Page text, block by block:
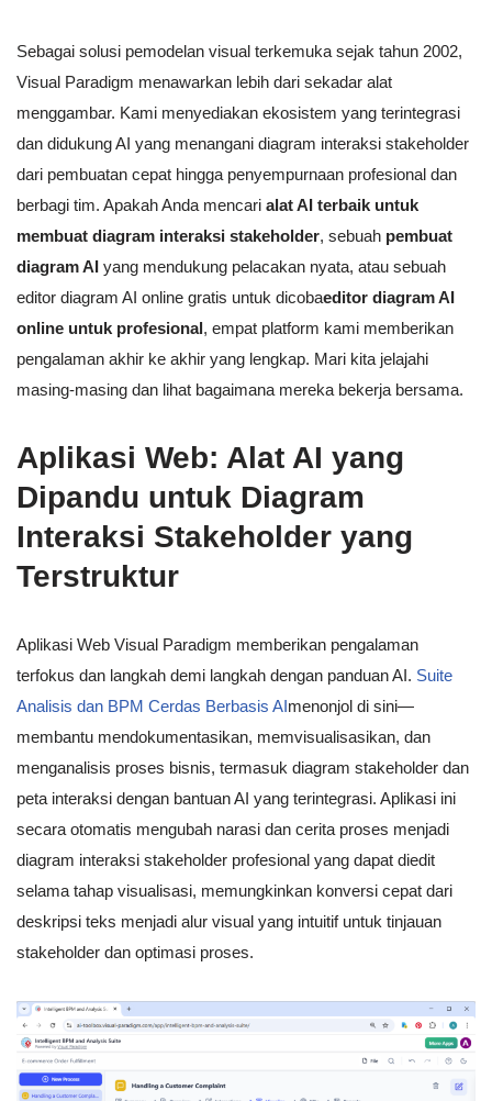
Sebagai solusi pemodelan visual terkemuka sejak tahun 2002,
Visual Paradigm menawarkan lebih dari sekadar alat
menggambar. Kami menyediakan ekosistem yang terintegrasi
dan didukung AI yang menangani diagram interaksi stakeholder
dari pembuatan cepat hingga penyempurnaan profesional dan
berbagi tim. Apakah Anda mencari alat AI terbaik untuk
membuat diagram interaksi stakeholder, sebuah pembuat
diagram AI yang mendukung pelacakan nyata, atau sebuah
editor diagram AI online gratis untuk dicobaeditor diagram AI
online untuk profesional, empat platform kami memberikan
pengalaman akhir ke akhir yang lengkap. Mari kita jelajahi
masing-masing dan lihat bagaimana mereka bekerja bersama.
Aplikasi Web: Alat AI yang
Dipandu untuk Diagram
Interaksi Stakeholder yang
Terstruktur
Aplikasi Web Visual Paradigm memberikan pengalaman
terfokus dan langkah demi langkah dengan panduan AI. Suite
Analisis dan BPM Cerdas Berbasis AImenonjol di sini—
membantu mendokumentasikan, memvisualisasikan, dan
menganalisis proses bisnis, termasuk diagram stakeholder dan
peta interaksi dengan bantuan AI yang terintegrasi. Aplikasi ini
secara otomatis mengubah narasi dan cerita proses menjadi
diagram interaksi stakeholder profesional yang dapat diedit
selama tahap visualisasi, memungkinkan konversi cepat dari
deskripsi teks menjadi alur visual yang intuitif untuk tinjauan
stakeholder dan optimasi proses.